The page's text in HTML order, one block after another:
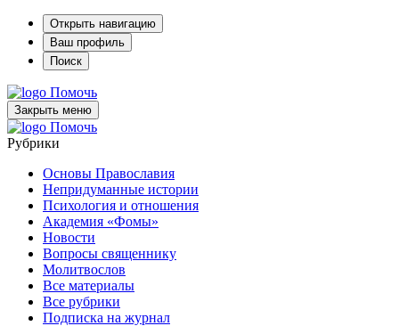
Открыть навигацию
Ваш профиль
Поиск
Помочь
Закрыть меню
Помочь
Рубрики
Основы Православия
Непридуманные истории
Психология и отношения
Академия «Фомы»
Новости
Вопросы священнику
Молитвослов
Все материалы
Все рубрики
Подписка на журнал